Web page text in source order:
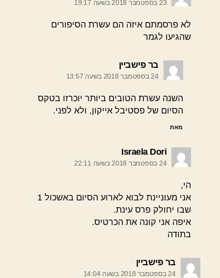
23 בספטמבר 2018 בשעה 19:17
לא פרסמתם איזה הם עשרת הסיפורים
שהגיעו לגמר
בר פישביין
24 בספטמבר 2018 בשעה 13:57
השנה עשרת הטובים ביותר יוכרזו בטקס
הסיום של פסטיבל אייקון, ולא לפני.
מאת
Israela Doriאומר:
24 בספטמבר 2018 בשעה 22:11
הי,
אני מעוניינת לבוא לארוע הסיום באשכול 1
שבו יחולק פרס עינת.
איפה אני קונה את הכרטיס.
בתודה
בר פישביין
24 בספטמבר 2018 בשעה 14:04